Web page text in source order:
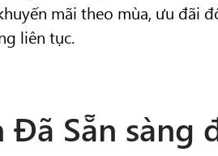
mãi theo mùa, ưu đãi
liên tục.
Đã Sẵn sàng